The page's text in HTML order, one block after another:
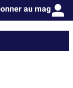
au mag